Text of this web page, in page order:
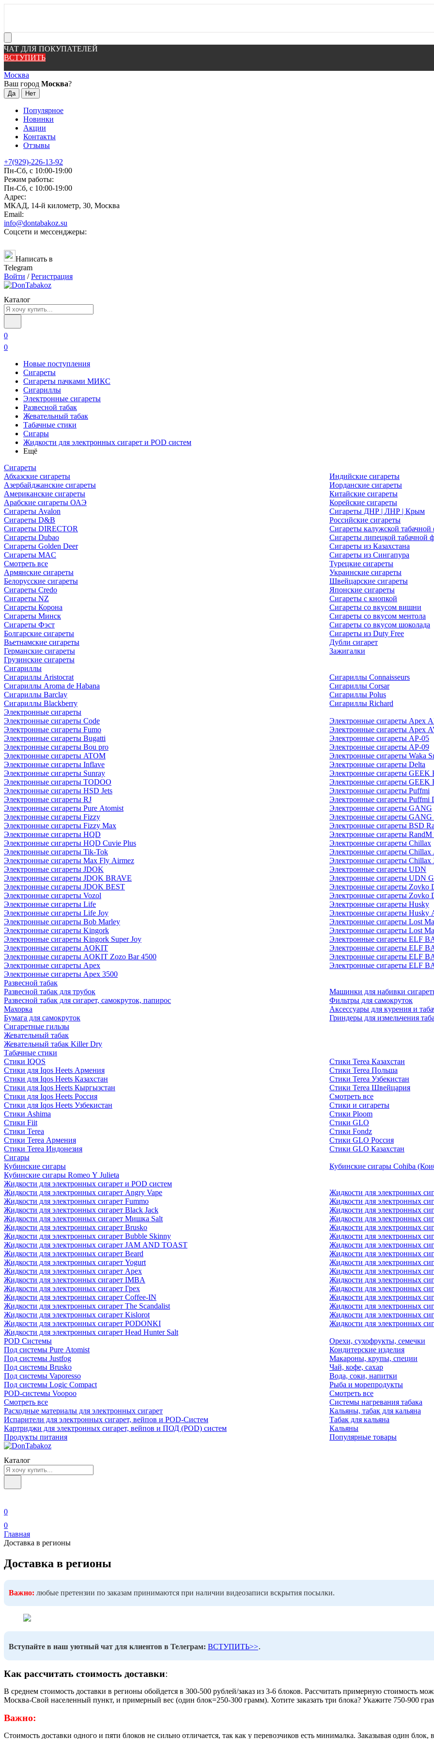
ЧАТ ДЛЯ ПОКУПАТЕЛЕЙ
ВСТУПИТЬ
Москва
Ваш город Москва?
Популярное
Новинки
Акции
Контакты
Отзывы
+7(929)-226-13-92
Пн-Сб, с 10:00-19:00
Режим работы:
Пн-Сб, с 10:00-19:00
Адрес:
МКАД, 14-й километр, 30, Москва
Email:
info@dontabakoz.su
Соцсети и мессенджеры:
Написать в
Telegram
Войти /Регистрация
Каталог
0
0
Новые поступления
Сигареты
Сигареты пачками МИКС
Сигариллы
Электронные сигареты
Развесной табак
Жевательный табак
Табачные стики
Сигары
Жидкости для электронных сигарет и POD систем
Ещё
Сигареты
Абхазские сигареты
Азербайджанские сигареты
Американские сигареты
Арабские сигареты ОАЭ
Сигареты Avalon
Сигареты D&B
Сигареты DIRECTOR
Сигареты Dubao
Сигареты Golden Deer
Сигареты MAC
Смотреть все
Армянские сигареты
Белорусские сигареты
Сигареты Credo
Сигареты NZ
Сигареты Корона
Сигареты Минск
Сигареты Фэст
Болгарские сигареты
Вьетнамские сигареты
Германские сигареты
Грузинские сигареты
Индийские сигареты
Иорданские сигареты
Китайские сигареты
Корейские сигареты
Сигареты ДНР | ЛНР | Крым
Российские сигареты
Сигареты калужской табачной
Сигареты липецкой табачной
Сигареты из Казахстана
Сигареты из Сингапура
Турецкие сигареты
Украинские сигареты
Швейцарские сигареты
Японские cигареты
Сигареты с кнопкой
Сигареты со вкусом вишни
Сигареты со вкусом ментола
Сигареты со вкусом шоколада
Сигареты из Duty Free
Дубли сигарет
Зажигалки
Сигариллы
Сигариллы Aristocrat
Сигариллы Aroma de Habana
Сигариллы Barclay
Сигариллы Blackberry
Сигариллы Connaisseurs
Сигариллы Corsar
Сигариллы Polus
Сигариллы Richard
Электронные сигареты
Электронные сигареты Code
Электронные сигареты Fumo
Электронные сигареты Bugatti
Электронные сигареты Bou pro
Электронные сигареты ATOM
Электронные сигареты Inflave
Электронные сигареты Sunray
Электронные сигареты TODOO
Электронные сигареты HSD Jets
Электронные сигареты RJ
Электронные сигареты Pure Atomist
Электронные сигареты Fizzy
Электронные сигареты Fizzy Max
Электронные сигареты HQD
Электронные сигареты HQD Cuvie Plus
Электронные сигареты Tik-Tok
Электронные сигареты Max Fly Airmez
Электронные сигареты JDOK
Электронные сигареты JDOK BRAVE
Электронные сигареты JDOK BEST
Электронные сигареты Vozol
Электронные сигареты Life
Электронные сигареты Life Joy
Электронные сигареты Bob Marley
Электронные сигареты Kingork
Электронные сигареты Kingork Super Joy
Электронные сигареты AOKIT
Электронные сигареты AOKIT Zozo Bar 4500
Электронные сигареты Apex
Электронные сигареты Apex 3500
Электронные сигареты Apex
Электронные сигареты Apex
Электронные сигареты AP-05
Электронные сигареты AP-09
Электронные сигареты Waka
Электронные сигареты Delta
Электронные сигареты GEEK
Электронные сигареты GEEK
Электронные сигареты Puffmi
Электронные сигареты Puffmi
Электронные сигареты GANG
Электронные сигареты
Электронные сигареты BSD
Электронные сигареты RandM
Электронные сигареты Chillax
Электронные сигареты Chillax
Электронные сигареты Chillax
Электронные сигареты UDN
Электронные сигареты UDN
Электронные сигареты Zovko
Электронные сигареты Zovko
Электронные сигареты Husky
Электронные сигареты
Электронные сигареты Lost
Электронные сигареты Lost
Электронные сигареты ELF
Электронные сигареты ELF
Электронные сигареты ELF
Электронные сигареты ELF
Развесной табак
Развесной табак для трубок
Развесной табак для сигарет, самокруток, папирос
Махорка
Бумага для самокруток
Сигаретные гильзы
Машинки для набивки
Фильтры для самокруток
Аксессуары для курения и
Гриндеры для измельчения
Жевательный табак
Жевательный табак Killer Dry
Табачные стики
Стики IQOS
Стики для Iqos Heets Армения
Стики для Iqos Heets Казахстан
Стики для Iqos Heets Кыргызстан
Стики для Iqos Heets Россия
Стики для Iqos Heets Узбекистан
Стики Ashima
Стики Fiit
Стики Terea
Стики Terea Армения
Стики Terea Индонезия
Стики Terea Казахстан
Стики Terea Польша
Стики Terea Узбекистан
Стики Terea Швейцария
Смотреть все
Стики и сигареты
Стики Ploom
Стики GLO
Стики Fondz
Стики GLO Россия
Стики GLO Казахстан
Сигары
Кубинские сигары
Кубинские сигары Romeo Y Julieta
Кубинские сигары Cohiba
Жидкости для электронных сигарет и POD систем
Жидкости для электронных сигарет Angry Vape
Жидкости для электронных сигарет Fummo
Жидкости для электронных сигарет Black Jack
Жидкости для электронных сигарет Мишка Salt
Жидкости для электронных сигарет Brusko
Жидкости для электронных сигарет Bubble Skinny
Жидкости для электронных сигарет JAM AND TOAST
Жидкости для электронных сигарет Beard
Жидкости для электронных сигарет Yogurt
Жидкости для электронных сигарет Apex
Жидкости для электронных сигарет IMBA
Жидкости для электронных сигарет Грех
Жидкости для электронных сигарет Coffee-IN
Жидкости для электронных сигарет The Scandalist
Жидкости для электронных сигарет Kislorot
Жидкости для электронных сигарет PODONKI
Жидкости для электронных сигарет Head Hunter Salt
Жидкости для электронных
Жидкости для электронных
Жидкости для электронных
Жидкости для электронных
Жидкости для электронных
Жидкости для электронных
Жидкости для электронных
Жидкости для электронных
Жидкости для электронных
Жидкости для электронных
Жидкости для электронных
Жидкости для электронных
Жидкости для электронных
Жидкости для электронных
Жидкости для электронных
Жидкости для электронных
POD Системы
Под системы Pure Atomist
Под системы Justfog
Под системы Brusko
Под системы Vaporesso
Под системы Logic Compact
POD-системы Voopoo
Смотреть все
Расходные материалы для электронных сигарет
Испарители для электронных сигарет, вейпов и POD-Систем
Картриджи для электронных сигарет, вейпов и ПОД (POD) систем
Продукты питания
Орехи, сухофрукты, семечки
Кондитерские изделия
Макароны, крупы, специи
Чай, кофе, сахар
Вода, соки, напитки
Рыба и морепродукты
Смотреть все
Системы нагревания табака
Кальяны, табак для кальяна
Табак для кальяна
Кальяны
Популярные товары
Каталог
0
0
Главная
Доставка в регионы
Доставка в регионы
Важно: любые претензии по заказам принимаются при наличии видеозаписи вскрытия посылки.
Вступайте в наш уютный чат для клиентов в Телеграм: ВСТУПИТЬ>>.
Как рассчитать стоимость доставки:
В среднем стоимость доставки в регионы обойдется в 300-500 рублей/заказ из 3-6 блоков. Рассчитать примерную стоимость
Москва-Свой населенный пункт, и примерный вес (один блок=250-300 грамм). Хотите заказать три блока? Укажите 750-900
Важно:
Стоимость доставки одного и пяти блоков не сильно отличается, так как у перевозчиков есть минималка. Заказывая один